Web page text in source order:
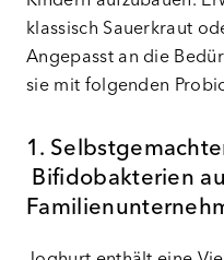
klassisch Sauerkraut
Angepasst an die
sie mit folgenden
1.
Bifidobakterien